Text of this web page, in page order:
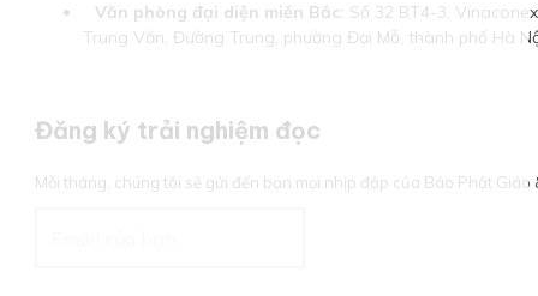
Văn phòng đại diện miền Bắc: Số 32 BT4-3,
Trung Văn, Đường Trung, phường Đại Mỗ, thành phố Hà
Đăng ký trải nghiệm đọc
Mỗi tháng, chúng tôi sẽ gửi đến bạn mọi nhịp đập của Báo Phật Giáo